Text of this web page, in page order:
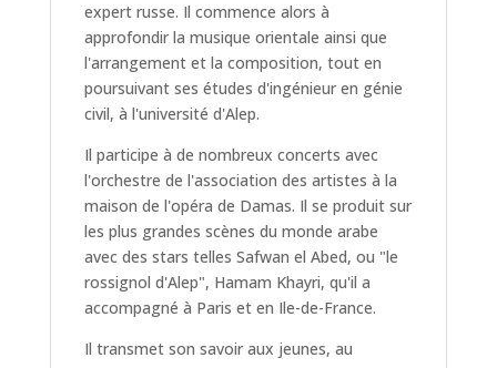
expert russe. Il commence alors à
approfondir la musique orientale ainsi que
l'arrangement et la composition, tout en
poursuivant ses études d'ingénieur en génie
civil, à l'université d'Alep.
Il participe à de nombreux concerts avec
l'orchestre de l'association des artistes à la
maison de l'opéra de Damas. Il se produit sur
les plus grandes scènes du monde arabe
avec des stars telles Safwan el Abed, ou "le
rossignol d'Alep", Hamam Khayri, qu'il a
accompagné à Paris et en Ile-de-France.
Il transmet son savoir aux jeunes, au